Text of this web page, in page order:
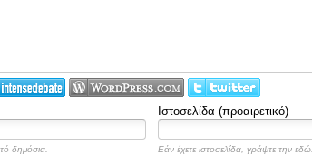
Ιστοσελίδα (προαιρετικό)
δημόσια. Εάν έχετε ιστοσελίδα, γράψτε την εδώ.